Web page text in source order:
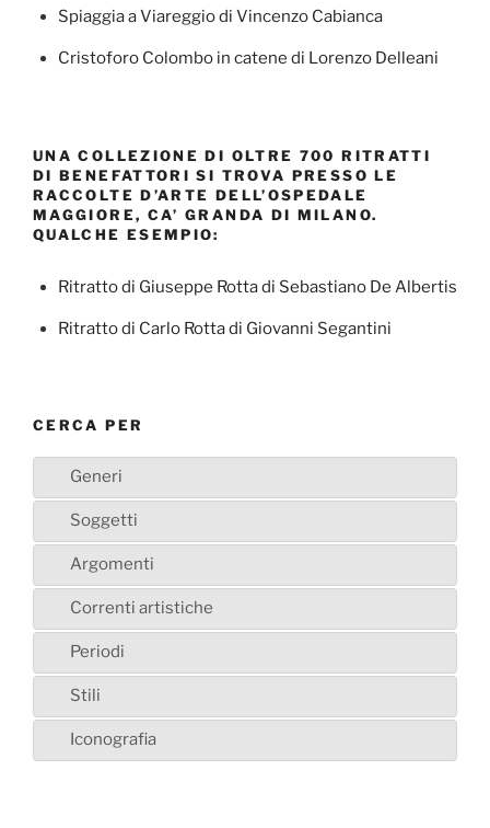
Spiaggia a Viareggio di Vincenzo Cabianca
Cristoforo Colombo in catene di Lorenzo Delleani
UNA COLLEZIONE DI OLTRE 700 RITRATTI
DI BENEFATTORI SI TROVA PRESSO LE
RACCOLTE D’ARTE DELL’OSPEDALE
MAGGIORE, CA’ GRANDA DI MILANO.
QUALCHE ESEMPIO:
Ritratto di Giuseppe Rotta di Sebastiano De Albertis
Ritratto di Carlo Rotta di Giovanni Segantini
CERCA PER
Generi
Soggetti
Argomenti
Correnti artistiche
Periodi
Stili
Iconografia